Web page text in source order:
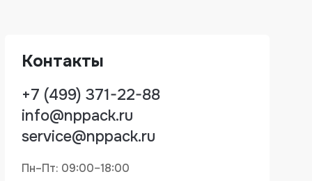
Контакты
+7 (499) 371-22-88
info@nppack.ru
service@nppack.ru
Пн–Пт: 09:00–18:00